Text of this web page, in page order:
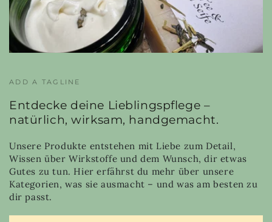
ADD A TAGLINE
Entdecke deine Lieblingspflege –
natürlich, wirksam, handgemacht.
Unsere Produkte entstehen mit Liebe zum Detail,
Wissen über Wirkstoffe und dem Wunsch, dir etwas
Gutes zu tun. Hier erfährst du mehr über unsere
Kategorien, was sie ausmacht – und was am besten zu
dir passt.